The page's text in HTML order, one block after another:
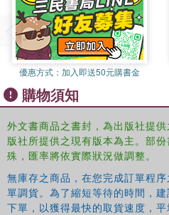
research which involves
roles as researcher and/or
concepts from post-
frame them within the context
the use of vignettes
playwork practitioners and the
work.
A valuable addition to an
book will be of great interest
in the fields of playwork
studies, early childhood
education.
優惠方式： 加入即送50元購書金
購物須知
外文書商品之書封，為出版社提
版社所提供之現有版本為主。部
殊，匯率將依實際狀況做調整。
無庫存之商品，在您完成訂單程
單調貨。為了縮短等待的時間，
下單，以獲得最快的取貨速度，平